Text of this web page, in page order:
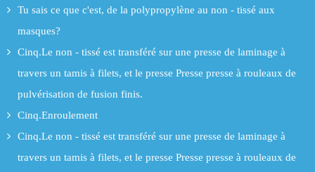
Tu sais ce que c'est, de la polypropylène au non - tissé aux
masques?
Cinq.Le non - tissé est transféré sur une presse de laminage à
travers un tamis à filets, et le presse Presse presse à rouleaux de
pulvérisation de fusion finis.
Cinq.Enroulement
Cinq.Le non - tissé est transféré sur une presse de laminage à
travers un tamis à filets, et le presse Presse presse à rouleaux de